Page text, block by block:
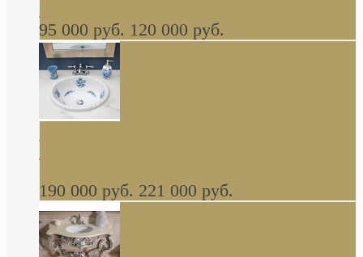
навесное КОМПЛЕКТ
95 000 руб. 120 000 руб.
Decorated Bathroom раковина овальная
встраиваемая для ванной с рисунком синяя
роза В НАЛИЧИИ
190 000 руб. 221 000 руб.